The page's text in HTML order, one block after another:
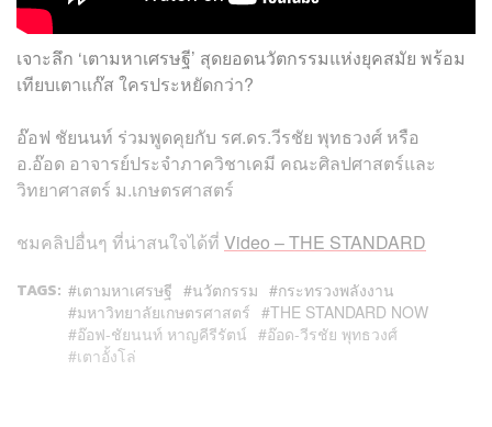
เจาะลึก ‘เตามหาเศรษฐี’ สุดยอดนวัตกรรมแห่งยุคสมัย พร้อม
เทียบเตาแก๊ส ใครประหยัดกว่า?
อ๊อฟ ชัยนนท์ ร่วมพูดคุยกับ รศ.ดร.วีรชัย พุทธวงศ์ หรือ
อ.อ๊อด อาจารย์ประจำภาควิชาเคมี คณะศิลปศาสตร์และ
วิทยาศาสตร์ ม.เกษตรศาสตร์
ชมคลิปอื่นๆ ที่น่าสนใจได้ที่ Video – THE STANDARD
TAGS: เตามหาเศรษฐี นวัตกรรม
กระทรวงพลังงาน
มหาวิทยาลัยเกษตรศาสตร์
THE STANDARD NOW
อ๊อฟ-ชัยนนท์ หาญคีรีรัตน์
อ๊อด-วีรชัย พุทธวงศ์
เตาอั้งโล่